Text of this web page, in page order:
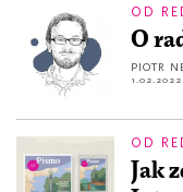
OD
O
PIOTR
1.02.2022
OD
Jak